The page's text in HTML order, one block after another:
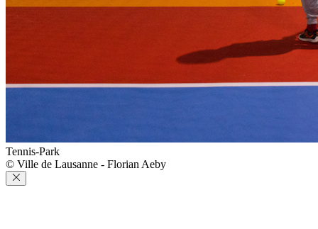
Tennis-Park
© Ville de Lausanne - Florian Aeby